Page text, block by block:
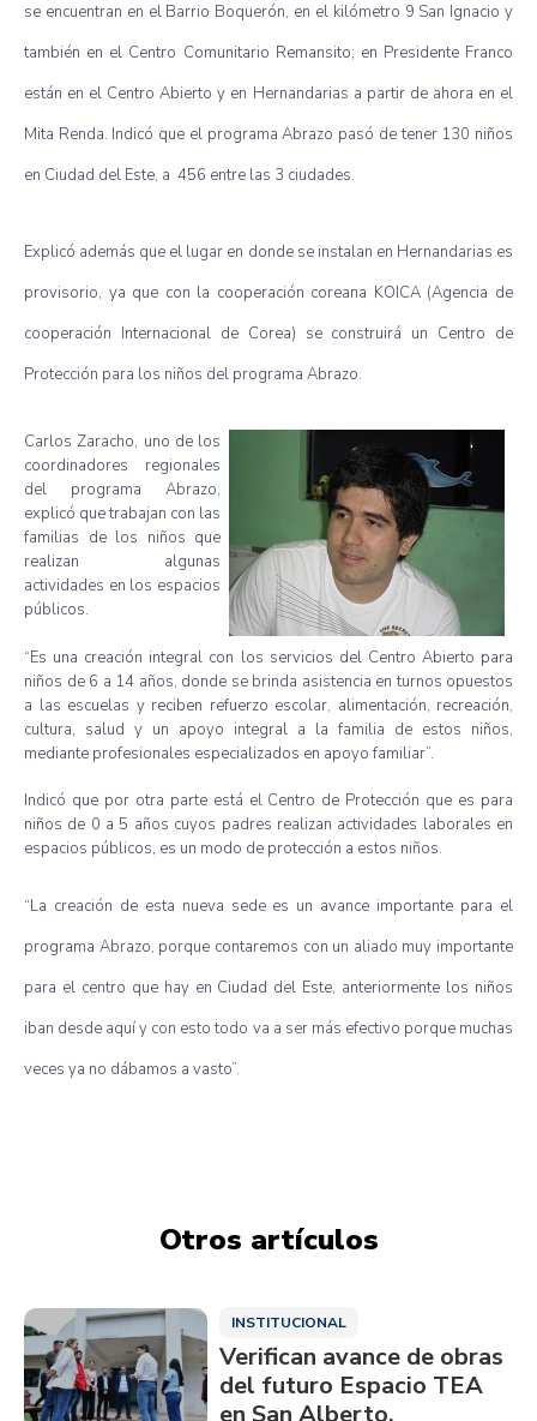
se encuentran en el Barrio Boquerón, en el kilómetro 9 San Ignacio y
también en el Centro Comunitario Remansito; en Presidente Franco
están en el Centro Abierto y en Hernandarias a partir de ahora en el
Mita Renda. Indicó que el programa Abrazo pasó de tener 130 niños
en Ciudad del Este, a 456 entre las 3 ciudades.
Explicó además que el lugar en donde se instalan en Hernandarias es
provisorio, ya que con la cooperación coreana KOICA (Agencia de
cooperación Internacional de Corea) se construirá un Centro de
Protección para los niños del programa Abrazo.
Carlos Zaracho, uno de los
coordinadores regionales
del programa Abrazo,
explicó que trabajan con las
familias de los niños que
realizan algunas
actividades en los espacios
públicos.
“Es una creación integral con los servicios del Centro Abierto para
niños de 6 a 14 años, donde se brinda asistencia en turnos opuestos
a las escuelas y reciben refuerzo escolar, alimentación, recreación,
cultura, salud y un apoyo integral a la familia de estos niños,
mediante profesionales especializados en apoyo familiar”.
Indicó que por otra parte está el Centro de Protección que es para
niños de 0 a 5 años cuyos padres realizan actividades laborales en
espacios públicos, es un modo de protección a estos niños.
“La creación de esta nueva sede es un avance importante para el
programa Abrazo, porque contaremos con un aliado muy importante
para el centro que hay en Ciudad del Este, anteriormente los niños
iban desde aquí y con esto todo va a ser más efectivo porque muchas
veces ya no dábamos a vasto”.
Otros artículos
INSTITUCIONAL
Verifican avance de obras
del futuro Espacio TEA
en San Alberto,